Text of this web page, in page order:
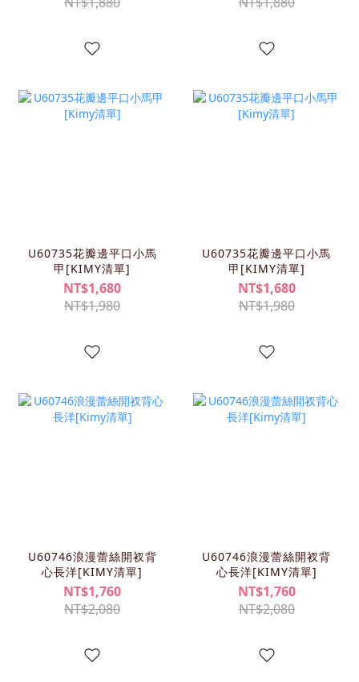
U60735花瓣邊平口小馬
甲[KIMY清單]
NT$1,680
NT$1,980
U60735花瓣邊平口小馬
甲[KIMY清單]
NT$1,680
NT$1,980
U60746浪漫蕾絲開衩背
心長洋[KIMY清單]
NT$1,760
NT$2,080
U60746浪漫蕾絲開衩背
心長洋[KIMY清單]
NT$1,760
NT$2,080